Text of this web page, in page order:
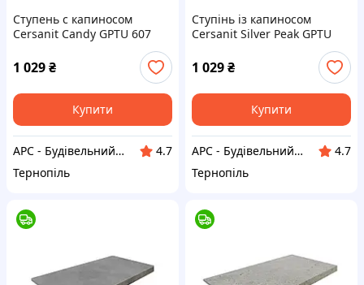
Ступень с капиносом
Cersanit Candy GPTU 607
Cream 31,8*59,8 см бежевая
1 029₴
Купити
АРС - Будівельний інтернет-гіпермаркет
4.7
Тернопіль
Ступінь із капиносом
Cersanit Silver Peak GPTU
603 Light grey 31,8*59,8 см
світло-сірий
1 029₴
Купити
АРС - Будівельний інтернет-гіпермаркет
4.7
Тернопіль